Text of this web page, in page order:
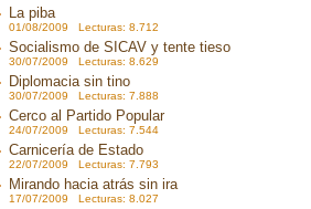
La piba
01/08/2009 Lecturas: 8.712
Socialismo de SICAV y tente tieso
30/07/2009 Lecturas: 8.629
Diplomacia sin tino
30/07/2009 Lecturas: 7.888
Cerco al Partido Popular
24/07/2009 Lecturas: 7.544
Carnicería de Estado
22/07/2009 Lecturas: 7.793
Mirando hacia atrás sin ira
17/07/2009 Lecturas: 8.027